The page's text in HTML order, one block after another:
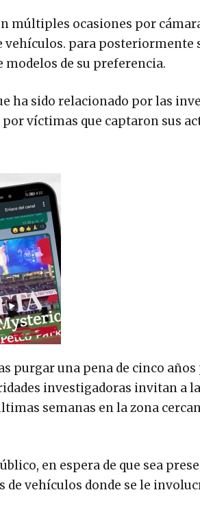
múltiples ocasiones por
para posteriormente
de su preferencia.
ha sido relacionado por las
víctimas que captaron sus
purgar una pena de cinco
investigadoras invitan a
semanas en la zona
en espera de que sea
vehículos donde se le